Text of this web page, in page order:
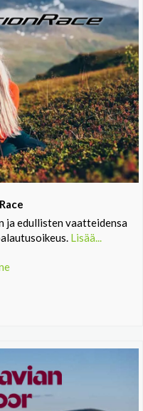
ja edullisten vaatteidensa
Lisää...